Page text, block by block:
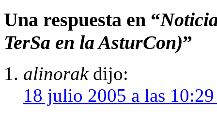
Una respuesta en “
TerSa en la AsturCon)”
alinorak dijo:
18 julio 2005 a las